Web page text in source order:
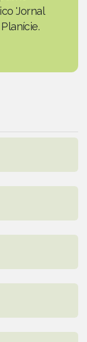
'Jornal